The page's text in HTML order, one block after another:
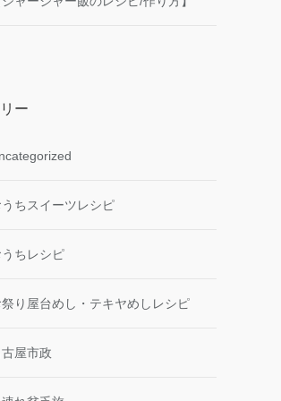
ー
うちスイーツレシピ
うちレシピ
祭り屋台めし・テキヤめしレシピ
屋市政